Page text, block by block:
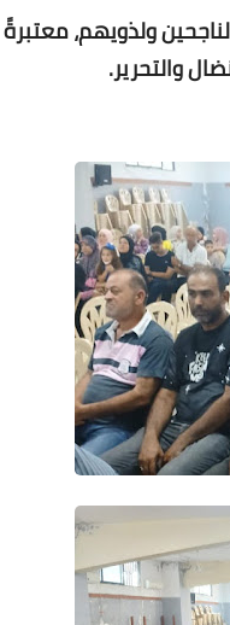
ولذويهم،
والتحرير.